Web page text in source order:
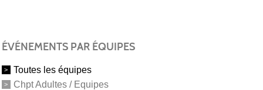
ÉVÉNEMENTS PAR ÉQUIPES
Toutes les équipes
Chpt Adultes / Equipes